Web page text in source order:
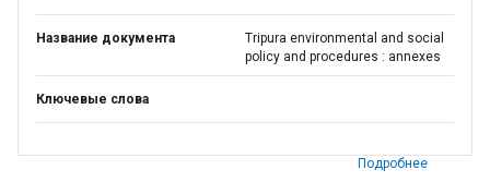
Название документа
Tripura environmental and social
policy and procedures : annexes
Ключевые слова
Подробнее